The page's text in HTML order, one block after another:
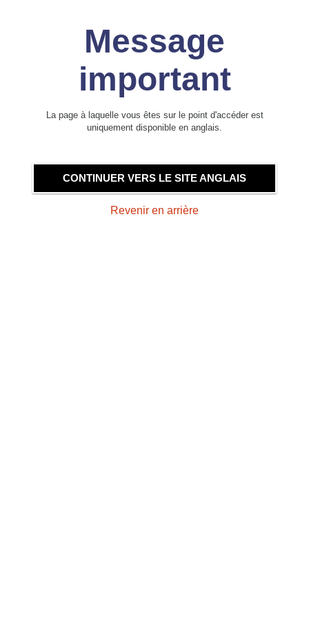
Message
important
La page à laquelle vous êtes sur le point d'accéder est
uniquement disponible en anglais.
CONTINUER VERS LE SITE ANGLAIS
Revenir en arrière